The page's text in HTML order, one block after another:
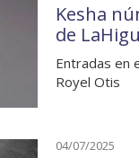
Kesha
de
Entradas en
Royel Otis
04/07/2025